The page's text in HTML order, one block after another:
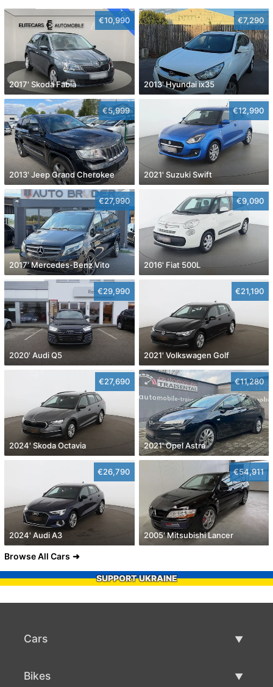
€10,990
2017' Skoda Fabia
€7,290
2013' Hyundai ix35
€5,999
2013' Jeep Grand Cherokee
€12,990
2021' Suzuki Swift
€27,990
2017' Mercedes-Benz Vito
€9,090
2016' Fiat 500L
€29,990
2020' Audi Q5
€21,190
2021' Volkswagen Golf
€27,690
2024' Skoda Octavia
€11,280
2021' Opel Astra
€26,790
2024' Audi A3
€54,911
2005' Mitsubishi Lancer
Browse All Cars
SUPPORT UKRAINE
Cars
Bikes